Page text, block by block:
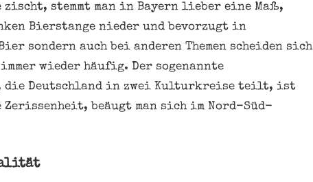
stemmt man in Bayern lieber eine Maß,
Bierstange nieder und bevorzugt in
sondern auch bei anderen Themen scheiden sich
wieder häufig. Der sogenannte
die Deutschland in zwei Kulturkreise teilt, ist
beäugt man sich im Nord-Süd-